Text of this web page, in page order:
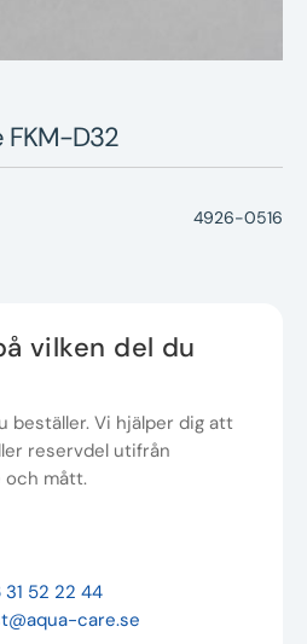
FKM-D32
4926-0516
vilken del du
beställer. Vi hjälper dig att
reservdel utifrån
och mått.
31 52 22 44
care.se